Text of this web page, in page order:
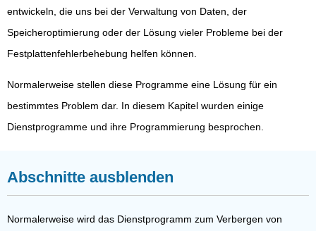
entwickeln, die uns bei der Verwaltung von Daten, der
Speicheroptimierung oder der Lösung vieler Probleme bei der
Festplattenfehlerbehebung helfen können.
Normalerweise stellen diese Programme eine Lösung für ein
bestimmtes Problem dar. In diesem Kapitel wurden einige
Dienstprogramme und ihre Programmierung besprochen.
Abschnitte ausblenden
Normalerweise wird das Dienstprogramm zum Verbergen von